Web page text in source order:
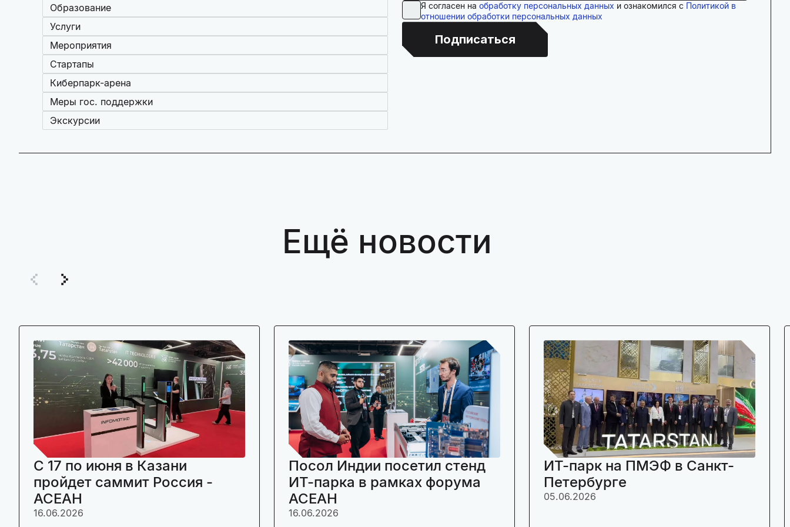
Образование
Услуги
Мероприятия
Стартапы
Киберпарк-арена
Меры гос. поддержки
Экскурсии
Я согласен на обработку персональных данных и ознакомился с Политикой в
отношении обработки персональных данных
Подписаться
Ещё новости
C 17 по июня в Казани
пройдет саммит Россия -
АСЕАН
16.06.2026
Посол Индии посетил стенд
ИТ-парка в рамках форума
АСЕАН
16.06.2026
ИТ-парк на ПМЭФ в Санкт-
Петербурге
05.06.2026